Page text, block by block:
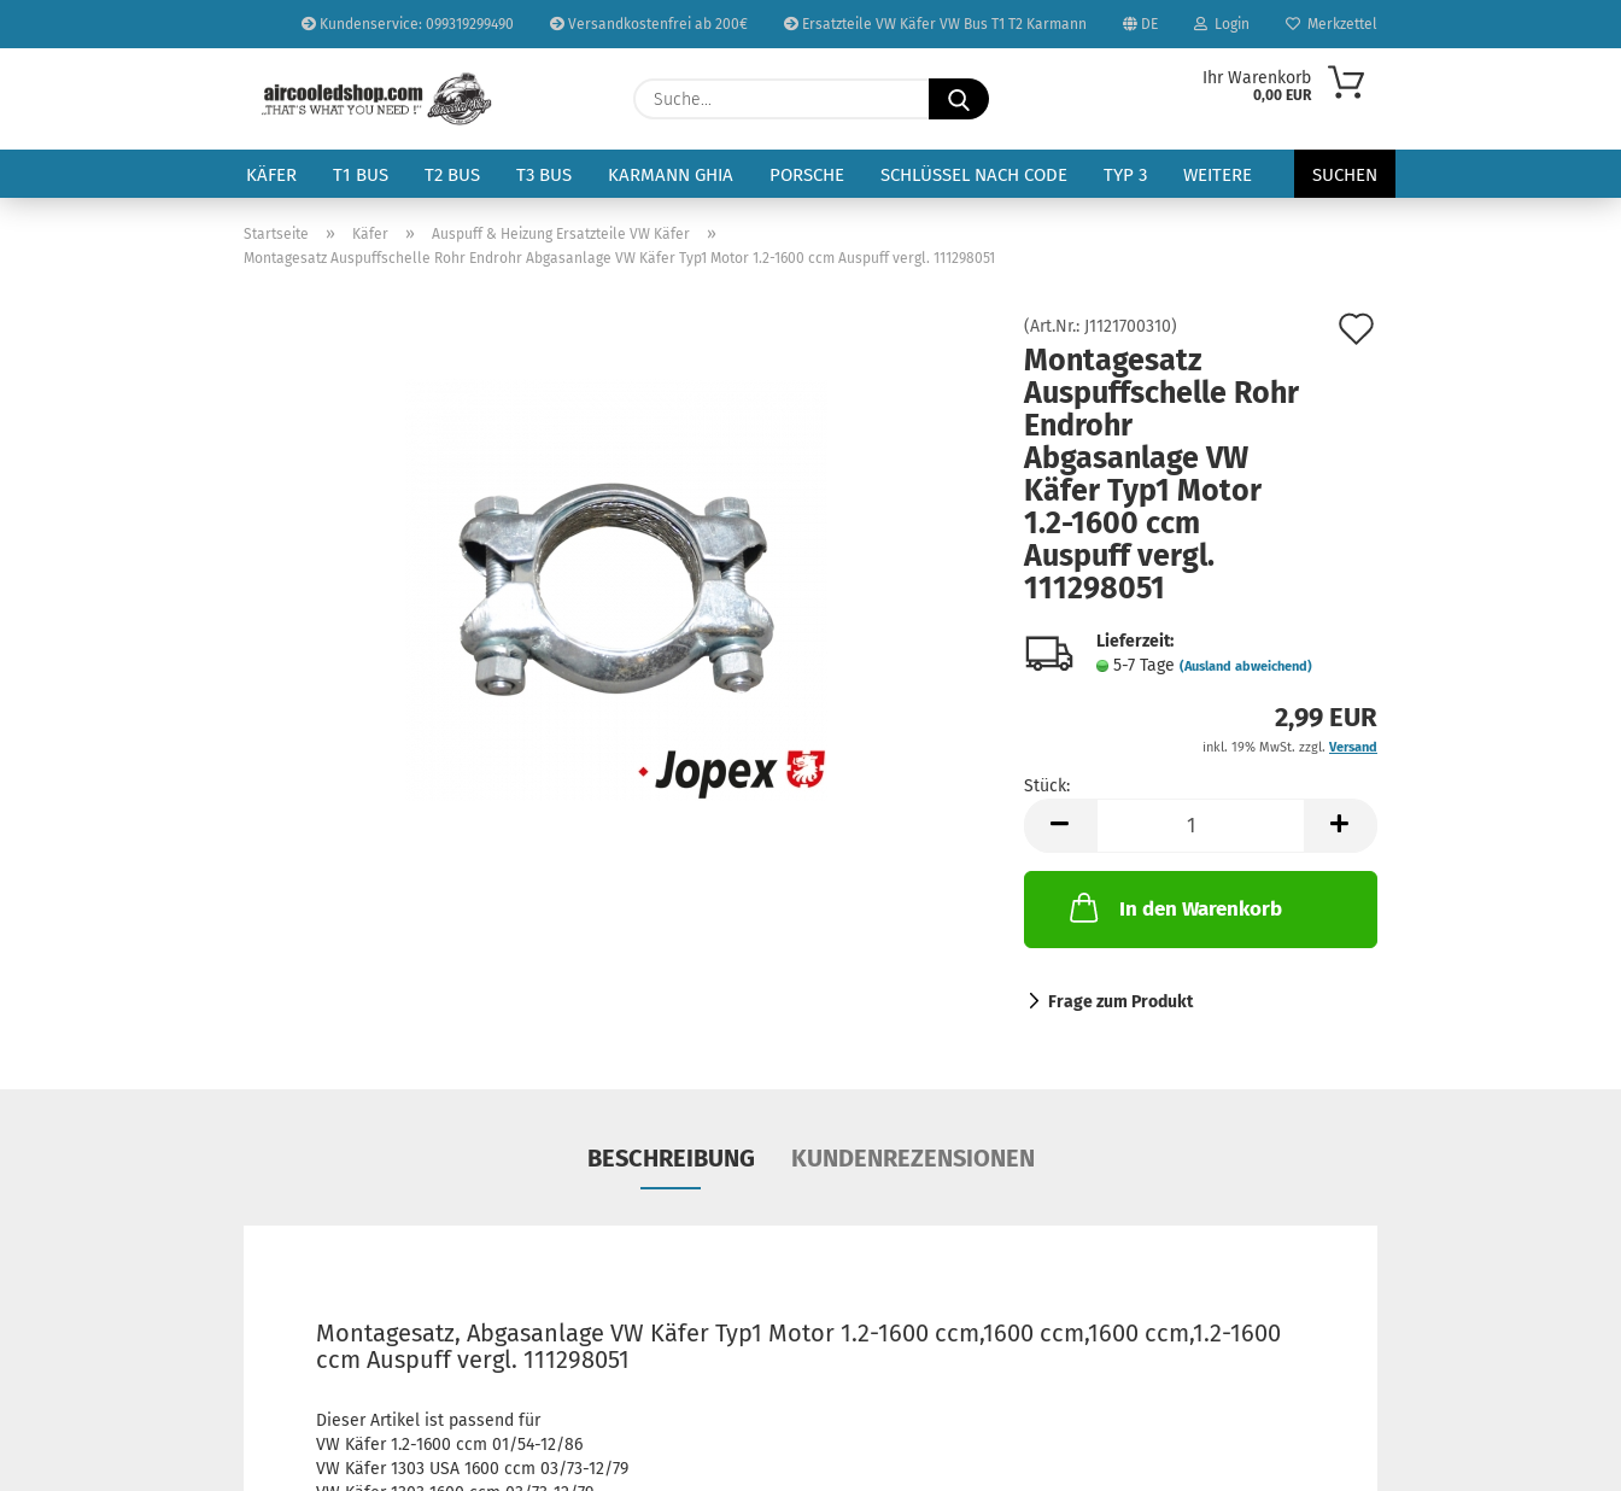
Kundenservice: 099319299490 Versandkostenfrei ab 200€ Ersatzteile VW Käfer VW Bus T1 T2 Karmann DE
Sprache auswählen
Lieferland
Login
Konto erstellen
Passwort vergessen?
Merkzettel
Suche...
Ihr Warenkorb
0,00 EUR
KÄFER T1 BUS T2 BUS T3 BUS KARMANN GHIA PORSCHE SCHLÜSSEL NACH CODE TYP 3 SUCHEN
WEITERE
Startseite » Käfer » Auspuff & Heizung Ersatzteile VW Käfer »
Montagesatz Auspuffschelle Rohr Endrohr Abgasanlage VW Käfer Typ1 Motor 1.2-1600 ccm Auspuff vergl. 111298051
(Art.Nr.: J1121700310)
Montagesatz
Auspuffschelle Rohr
Endrohr
Abgasanlage VW
Käfer Typ1 Motor
1.2-1600 ccm
Auspuff vergl.
111298051
Lieferzeit:
5-7 Tage (Ausland abweichend)
2,99 EUR
inkl. 19% MwSt. zzgl. Versand
Stück:
Stück
In den Warenkorb
Frage zum Produkt
BESCHREIBUNG KUNDENREZENSIONEN
Montagesatz, Abgasanlage VW Käfer Typ1 Motor 1.2-1600 ccm,1600 ccm,1600 ccm,1.2-1600
ccm Auspuff vergl. 111298051
Dieser Artikel ist passend für
VW Käfer 1.2-1600 ccm 01/54-12/86
VW Käfer 1303 USA 1600 ccm 03/73-12/79